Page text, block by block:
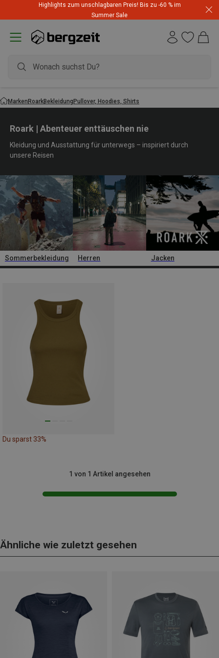
Highlights zum unschlagbaren Preis! Bis zu -60 % im
Summer Sale
MarkenRoarkBekleidungPullover, Hoodies, Shirts
Roark | Abenteuer enttäuschen nie
Kleidung und Ausstattung für unterwegs – inspiriert durch
unsere Reisen
Sommerbekleidung Herren Jacken
Du sparst 33%
1 von 1 Artikel angesehen
Ähnliche wie zuletzt gesehen